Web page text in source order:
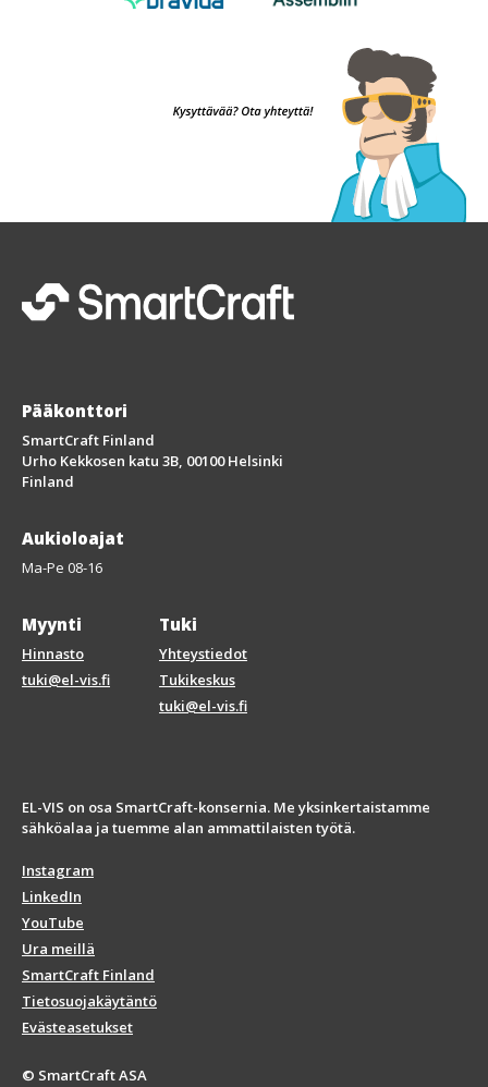
Pääkonttori
SmartCraft Finland
Urho Kekkosen katu 3B, 00100 Helsinki
Finland
Myynti
Hinnasto
tuki@el-vis.fi
Tuki
Yhteystiedot
Tukikeskus
tuki@el-vis.fi
Aukioloajat
Ma-Pe 08-16
EL-VIS on osa SmartCraft-konsernia. Me yksinkertaistamme
sähköalaa ja tuemme alan ammattilaisten työtä.
Instagram
LinkedIn
YouTube
Ura meillä
SmartCraft Finland
Tietosuojakäytäntö
Evästeasetukset
© SmartCraft ASA